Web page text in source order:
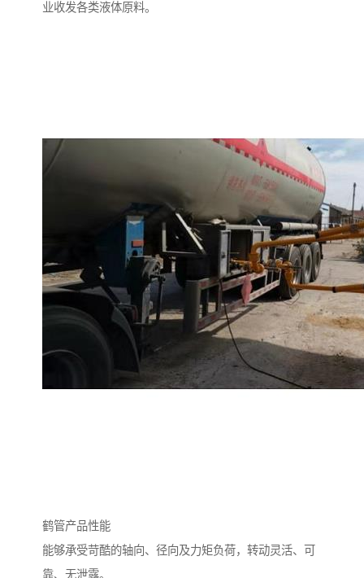
业收发各类液体原料。
鹤管产品性能
能够承受苛酷的轴向、径向及力矩负荷，转动灵活、可
靠、无泄露。